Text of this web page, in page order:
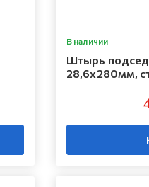
В наличии
Штырь
28,6х280мм,